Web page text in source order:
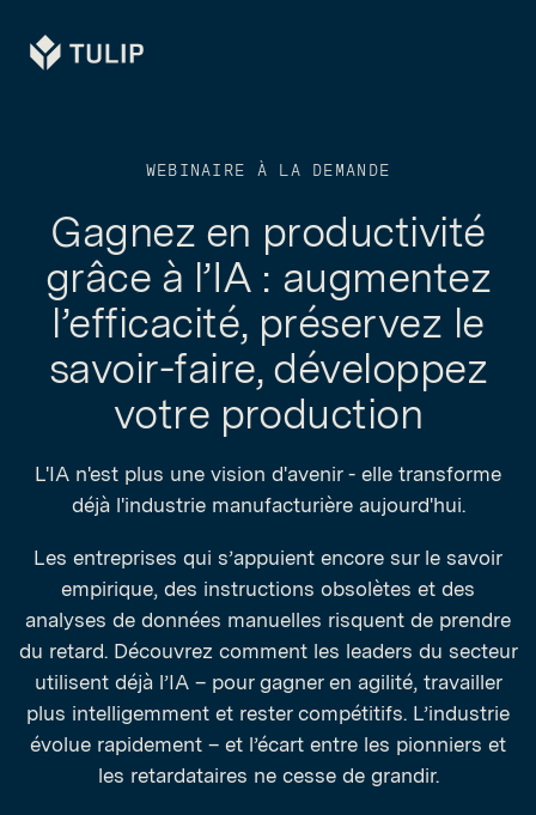
Tulip
WEBINAIRE À LA DEMANDE
Gagnez en productivité
grâce à l’IA : augmentez
l’efficacité, préservez le
savoir-faire, développez
votre production
L'IA n'est plus une vision d'avenir - elle transforme
déjà l'industrie manufacturière aujourd'hui.
Les entreprises qui s’appuient encore sur le savoir
empirique, des instructions obsolètes et des
analyses de données manuelles risquent de prendre
du retard. Découvrez comment les leaders du secteur
utilisent déjà l’IA – pour gagner en agilité, travailler
plus intelligemment et rester compétitifs. L’industrie
évolue rapidement – et l’écart entre les pionniers et
les retardataires ne cesse de grandir.